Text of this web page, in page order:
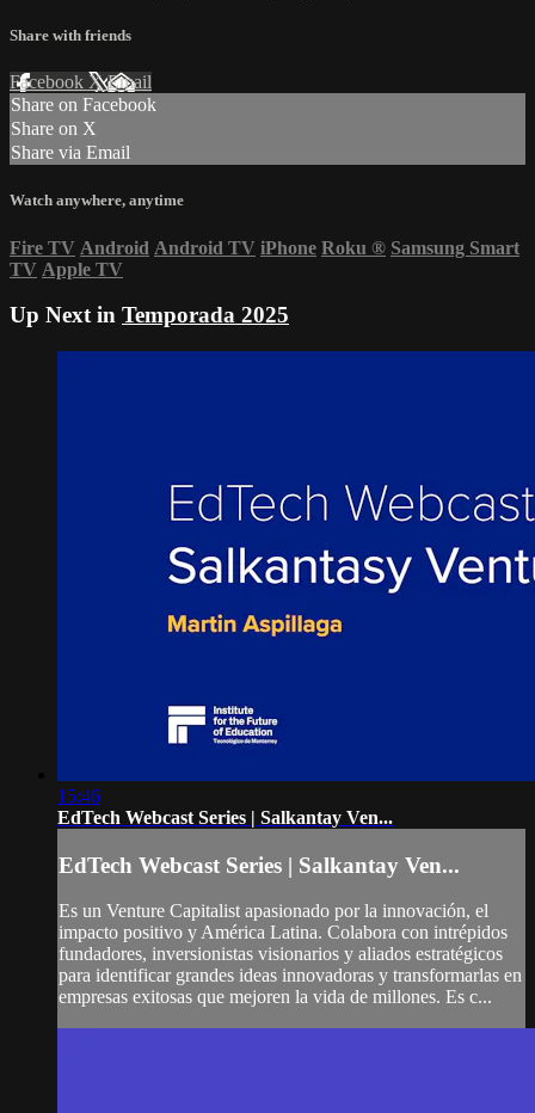
Share with friends
Facebook XEmail
Share on Facebook
Share on X
Share via Email
Watch anywhere, anytime
Fire TV Android Android TV iPhone Roku ® Samsung Smart
TV Apple TV
Up Next in Temporada 2025
15:46
EdTech Webcast Series | Salkantay Ven...
EdTech Webcast Series | Salkantay Ven...
Es un Venture Capitalist apasionado por la innovación, el
impacto positivo y América Latina. Colabora con intrépidos
fundadores, inversionistas visionarios y aliados estratégicos
para identificar grandes ideas innovadoras y transformarlas en
empresas exitosas que mejoren la vida de millones. Es c...